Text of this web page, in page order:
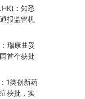
：知悉
报监管机
瑞康曲妥
首个获批
1类创新药
获批，实